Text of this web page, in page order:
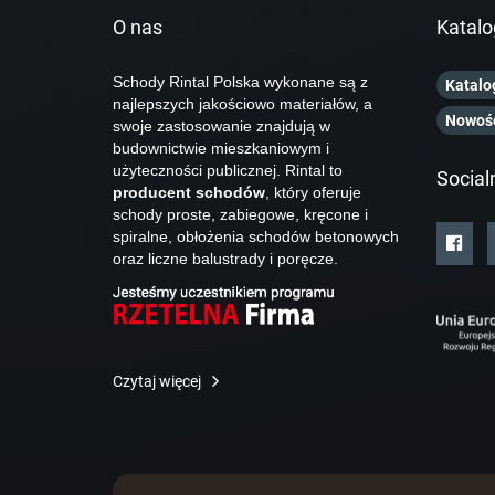
O nas
Schody Rintal Polska wykonane są z
najlepszych jakościowo materiałów, a
swoje zastosowanie znajdują w
budownictwie mieszkaniowym i
użyteczności publicznej. Rintal to
producent schodów , który oferuje
schody proste, zabiegowe, kręcone i
spiralne, obłożenia schodów betonowych
oraz liczne balustrady i poręcze.
Czytaj więcej